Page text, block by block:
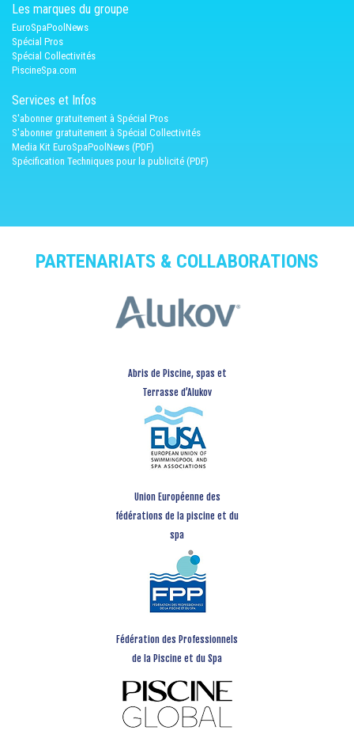
Les marques du groupe
EuroSpaPoolNews
Spécial Pros
Spécial Collectivités
PiscineSpa.com
Services et Infos
S'abonner gratuitement à Spécial Pros
S'abonner gratuitement à Spécial Collectivités
Media Kit EuroSpaPoolNews (PDF)
Spécification Techniques pour la publicité (PDF)
PARTENARIATS & COLLABORATIONS
Abris de Piscine, spas et
Terrasse d’Alukov
Union Européenne des
fédérations de la piscine et du
spa
Fédération des Professionnels
de la Piscine et du Spa